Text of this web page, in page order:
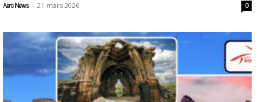
Aero News - 21 mars 2026 0